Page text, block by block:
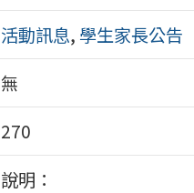
活動訊息, 學生家長公告
無
270
說明：